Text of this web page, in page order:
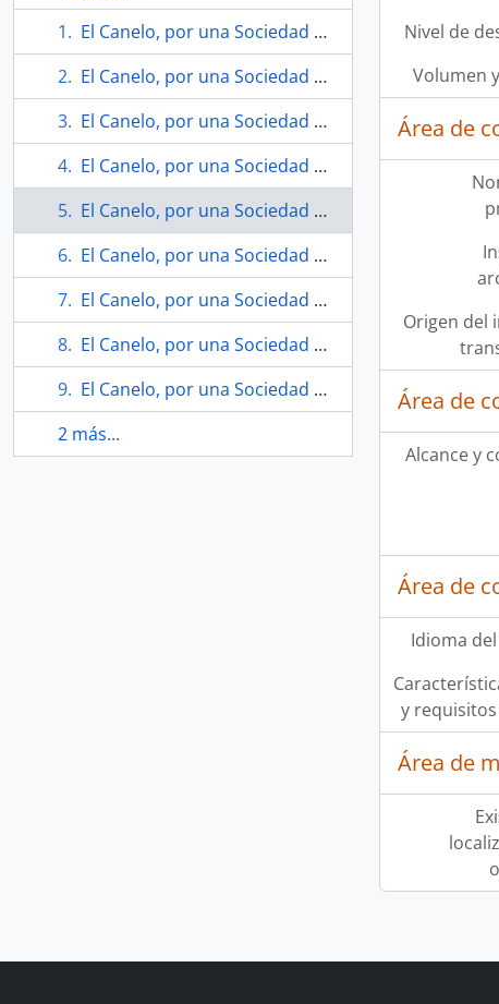
El Canelo, por una Sociedad Ecológica, N°65 ( julio 1995)
El Canelo, por una Sociedad Ecológica, N°66 (agosto 1995)
El Canelo, por una Sociedad Ecológica, N°67 (septiembre 1995)
El Canelo, por una Sociedad Ecológica, N°69 (noviembre 1995)
El Canelo, por una Sociedad Ecológica, N°70 (diciembre 1995)
El Canelo, por una Sociedad Ecológica, N°71 (marzo 1996)
El Canelo, por una Sociedad Ecológica, N°72 (abril 1996)
El Canelo, por una Sociedad Ecológica, N°73 (mayo 1996)
El Canelo, por una Sociedad Ecológica, N°74 (julio 1996).
2 más...
Nivel de
Volumen
Área de
Origen del
Área de
Alcance y
Área de
Idioma
y
Área de